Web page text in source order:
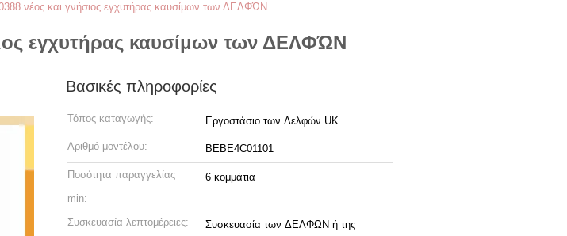
νέος και γνήσιος εγχυτήρας καυσίμων των ΔΕΛΦΏΝ
εγχυτήρας καυσίμων των ΔΕΛΦΏΝ
Βασικές πληροφορίες
Τόπος καταγωγής: Εργοστάσιο των Δελφών UK
Αριθμό μοντέλου: BEBE4C01101
Ποσότητα παραγγελίας
min:
6 κομμάτια
Συσκευασία λεπτομέρειες: Συσκευασία των ΔΕΛΦΩΝ ή της